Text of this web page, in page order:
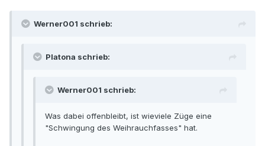
Werner001 schrieb:
Platona schrieb:
Werner001 schrieb:
Was dabei offenbleibt, ist wieviele Züge eine
"Schwingung des Weihrauchfasses" hat.